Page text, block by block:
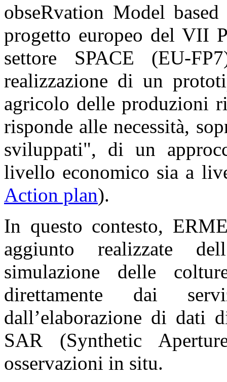
obseRvation Model
progetto europeo del VII
settore SPACE (EU-
realizzazione di un
agricolo delle produzioni
risponde alle necessità,
sviluppati", di un
livello economico sia a
Action plan).
In questo contesto,
aggiunto realizzate
simulazione delle
direttamente dai
dall’elaborazione di dati
SAR (Synthetic
osservazioni in situ.